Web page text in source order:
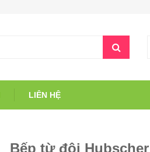
LIÊN HỆ
Bếp từ đôi Hubscher